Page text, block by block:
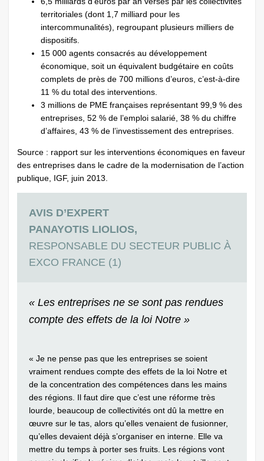
territoriales (dont 1,7 milliard pour les
intercommunalités), regroupant plusieurs ­milliers de
dispositifs.
15 000 agents consacrés au développement
économique, soit un équivalent budgétaire en coûts
complets de près de 700 millions d’euros, c’est-à-dire
11 % du total des interventions.
3 millions de PME françaises représentant 99,9 % des
entreprises, 52 % de l’emploi salarié, 38 % du chiffre
d’affaires, 43 % de l’investissement des entreprises.
Source : rapport sur les interventions économiques en faveur
des entreprises dans le cadre de la modernisation de l’action
publique, IGF, juin 2013.
AVIS D’EXPERT
PANAYOTIS LIOLIOS,
RESPONSABLE DU SECTEUR PUBLIC À
EXCO FRANCE (1)
« Les entreprises ne se sont pas rendues
compte des effets de la loi Notre »
« Je ne pense pas que les entreprises se soient
vraiment rendues compte des effets de la loi Notre et
de la concentration des compétences dans les mains
des régions. Il faut dire que c’est une réforme très
lourde, beaucoup de collectivités ont dû la mettre en
œuvre sur le tas, alors qu’elles venaient de fusionner,
qu’elles devaient déjà s’organiser en interne. Elle va
mettre du temps à porter ses fruits. Les régions vont